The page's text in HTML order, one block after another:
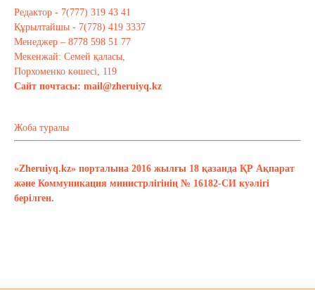
Редактор - 7(777) 319 43 41
Құрылтайшы - 7(778) 419 3337
Менеджер – 8778 598 51 77
Мекенжай: Семей қаласы,
Порхоменко көшесі, 119
Сайт почтасы: mail@zheruiyq.kz
Жоба туралы
«Zheruiyq.kz» порталына 2016 жылғы 18 қазанда ҚР Ақпарат
және Коммуникация министрлігінің № 16182-СИ куәлігі
берілген.